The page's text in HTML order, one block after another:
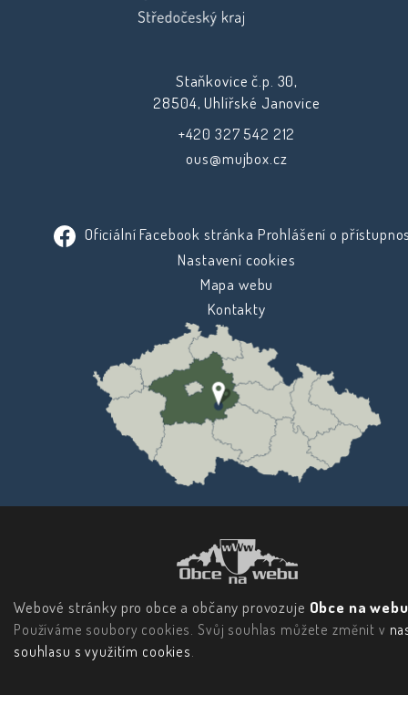
Staňkovice č.p. 30,
28504, Uhlířské Janovice
+420 327 542 212
ous@mujbox.cz
Oficiální Facebook stránka Prohlášení o
Nastavení cookies
Mapa webu
Kontakty
Webové stránky pro obce a občany provozuje Obce na
Používáme soubory cookies. Svůj souhlas můžete změnit v
souhlasu s využitím cookies